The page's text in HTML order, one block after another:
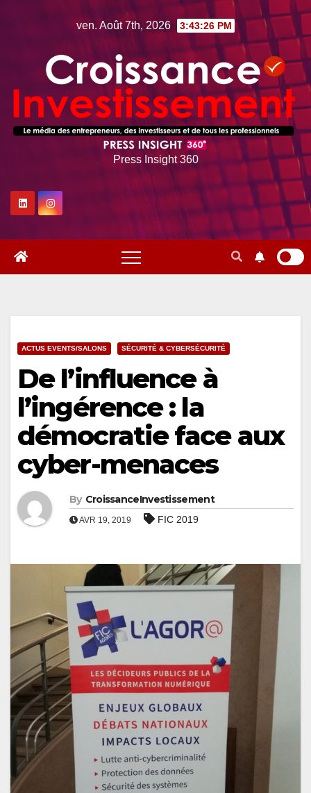
ven. Août 7th, 2026 3:43:28 PM
Press Insight 360
ACTUS EVENTS/SALONS SÉCURITÉ & CYBERSÉCURITÉ
De l’influence à
l’ingérence : la
démocratie face aux
cyber-menaces
By CroissanceInvestissement
AVR 19, 2019 FIC 2019